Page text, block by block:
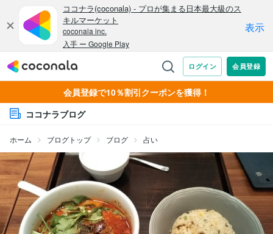
会員登録で10％割引クーポンを獲得！
ココナラブログ
ホーム ブログトップ ブログ 占い